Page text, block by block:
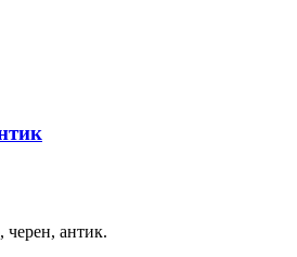
черен, антик.